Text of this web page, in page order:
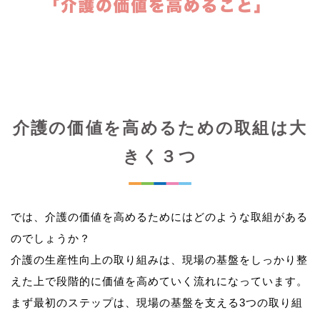
介護の価値を高めるための取組は大
きく３つ
では、介護の価値を高めるためにはどのような取組がある
のでしょうか？
介護の生産性向上の取り組みは、現場の基盤をしっかり整
えた上で段階的に価値を高めていく流れになっています。
まず最初のステップは、現場の基盤を支える3つの取り組